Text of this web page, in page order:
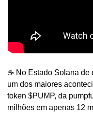
☕️ No Estado Solana
um dos maiores
token $PUMP, da
milhões em apenas 12